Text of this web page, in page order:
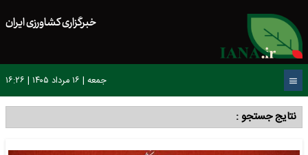
خبرگزاری کشاورزی ایران
جمعه | ۱۶ مرداد ۱۴۰۵ | ۱۶:۲۶
نتایج جستجو :